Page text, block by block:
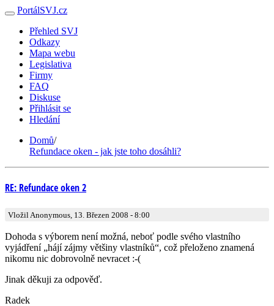
PortálSVJ.cz
Přehled SVJ
Odkazy
Mapa webu
Legislativa
Firmy
FAQ
Diskuse
Přihlásit se
Hledání
Domů/
Refundace oken - jak jste toho dosáhli?
RE: Refundace oken 2
Vložil Anonymous, 13. Březen 2008 - 8:00
Dohoda s výborem není možná, neboť podle svého vlastního
vyjádření „hájí zájmy většiny vlastníků“, což přeloženo znamená
nikomu nic dobrovolně nevracet :-(
Jinak děkuji za odpověď.
Radek